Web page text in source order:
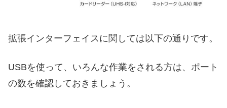
拡張インターフェイスに関しては以下の通りです。
USBを使って、いろんな作業をされる方は、ポート
の数を確認しておきましょう。